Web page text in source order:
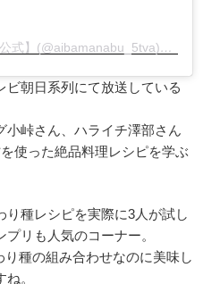
相葉マナブ【テレビ朝日公式】(@aibamanabu_5tva)がシェアした投稿
ビ朝日系列にて放送している
小峠さん、ハライチ澤部さん
使った絶品料理レシピを学ぶ
り種レシピを実際に3人が試し
リも人気のコーナー。
種の組み合わせなのに美味し
。